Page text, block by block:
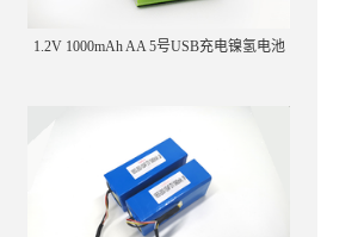
1.2V 1000mAh AA 5号USB充电镍氢电池